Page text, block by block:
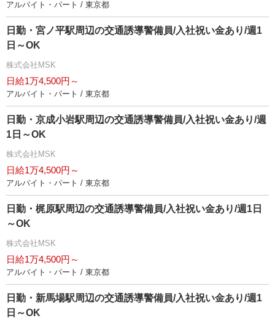
アルバイト・パート / 東京都
日勤・宮ノ平駅周辺の交通誘導警備員/入社祝い金あり/週1
日～OK
株式会社MSK
日給1万4,500円～
アルバイト・パート / 東京都
日勤・京成小岩駅周辺の交通誘導警備員/入社祝い金あり/週
1日～OK
株式会社MSK
日給1万4,500円～
アルバイト・パート / 東京都
日勤・梶原駅周辺の交通誘導警備員/入社祝い金あり/週1日
～OK
株式会社MSK
日給1万4,500円～
アルバイト・パート / 東京都
日勤・新馬場駅周辺の交通誘導警備員/入社祝い金あり/週1
日～OK